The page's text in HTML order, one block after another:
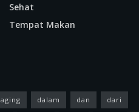
Sehat
Tempat Makan
dalam dan dari